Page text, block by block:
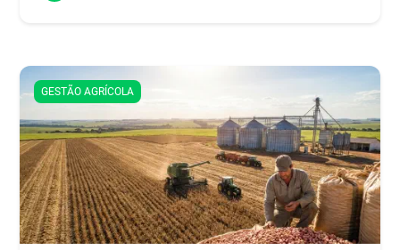
GESTÃO AGRÍCOLA